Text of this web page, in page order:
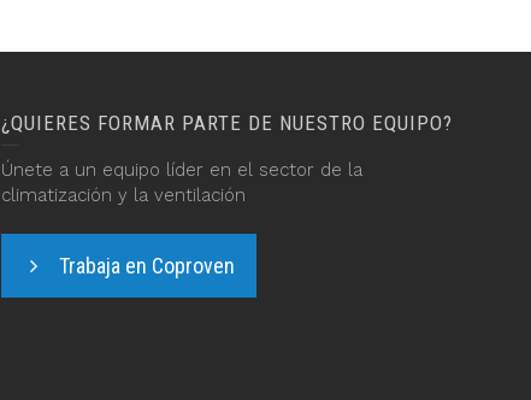
¿QUIERES FORMAR PARTE DE NUESTRO EQUIPO?
Únete a un equipo líder en el sector de la
climatización y la ventilación
Trabaja en Coproven